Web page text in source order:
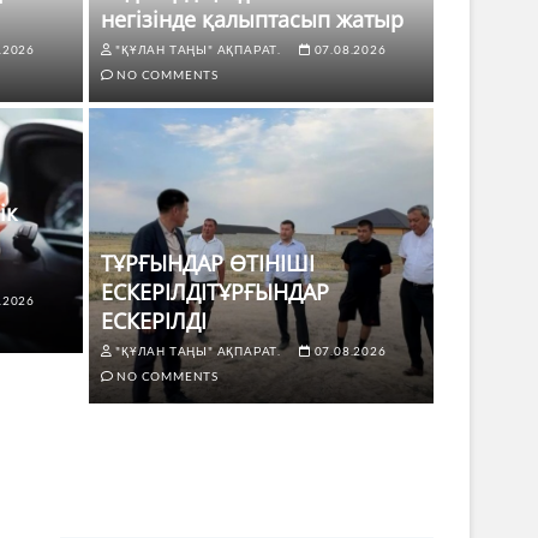
жүргізушілері үшін не
NO COMMENTS
негізінде қалыптасып жатыр
"ҚҰЛАН ТАҢЫ" АҚПАРАТ.
07.08.2026
NO COMMENTS
ТҰРҒЫНДАР ӨТІНІШІ
ЕСКЕРІЛДІТҰРҒЫНДАР
ЕСКЕРІЛДІ
"ҚҰЛАН ТАҢЫ" АҚПАРАТ.
07.08.2026
NO COMMENTS